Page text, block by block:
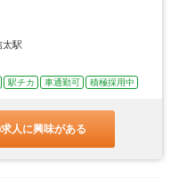
太駅
駅チカ 車通勤可 積極採用中
人に興味がある